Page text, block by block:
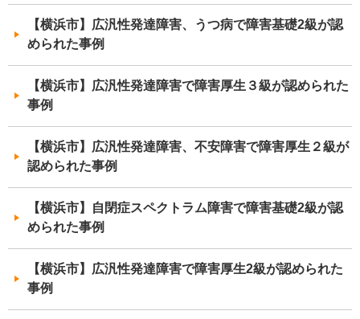
【横浜市】広汎性発達障害、うつ病で障害基礎2級が認
められた事例
【横浜市】広汎性発達障害で障害厚生３級が認められた
事例
【横浜市】広汎性発達障害、不安障害で障害厚生２級が
認められた事例
【横浜市】自閉症スペクトラム障害で障害基礎2級が認
められた事例
【横浜市】広汎性発達障害で障害厚生2級が認められた
事例